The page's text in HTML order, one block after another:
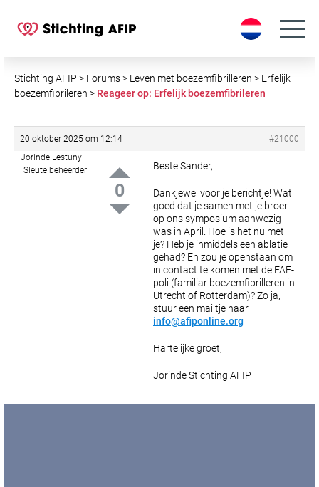
Stichting AFIP > Forums> Leven met boezemfibrilleren > Erfelijk
boezemfibrileren > Reageer op: Erfelijk boezemfibrileren
20 oktober 2025 om 12:14
#21000
Jorinde Lestuny
Sleutelbeheerder
0
Beste Sander,
Dankjewel voor je berichtje! Wat
goed dat je samen met je broer
op ons symposium aanwezig
was in April.
Hoe is het nu met
je? Heb je inmiddels een ablatie
gehad? En zou je openstaan om
in contact te komen met de FAF-
poli (familiar boezemfibrilleren in
Utrecht of Rotterdam)?Zo ja,
stuur een mailtje naar
info@afiponline.org
Hartelijke groet,
JorindeStichting AFIP